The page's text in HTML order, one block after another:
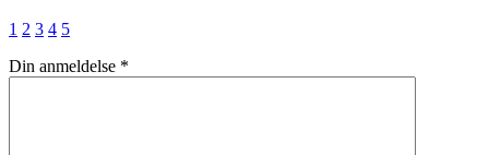
1 2 3 4 5
Din anmeldelse *